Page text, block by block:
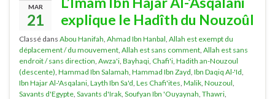
MAR
21
explique le Hadîth du Nouzoûl
Classé dans Abou Hanifah Ahmad Ibn Hanbal Allah est exempt du
déplacement / du mouvement Allah est sans comment Allah est sans
endroit / sans direction Awza'i Bayhaqi Chafi'i Hadith an-Nouzoul
(descente) Hammad Ibn Salamah Hammad Ibn Zayd Ibn Daqiq Al-'Id
Ibn Hajar Al-'Asqalani Layth Ibn Sa'd Les Chafi'ites Malik Nouzoul
Savants d'Egypte Savants d'Irak Soufyan Ibn 'Ouyaynah Thawri